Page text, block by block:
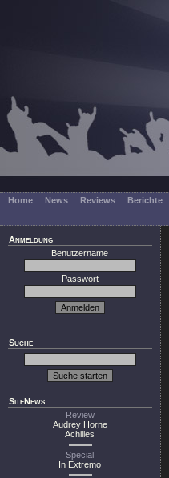
Home News Reviews Berichte
Anmeldung
Benutzername
Passwort
Suche
SiteNews
Review
Audrey Horne
Achilles
Special
In Extremo